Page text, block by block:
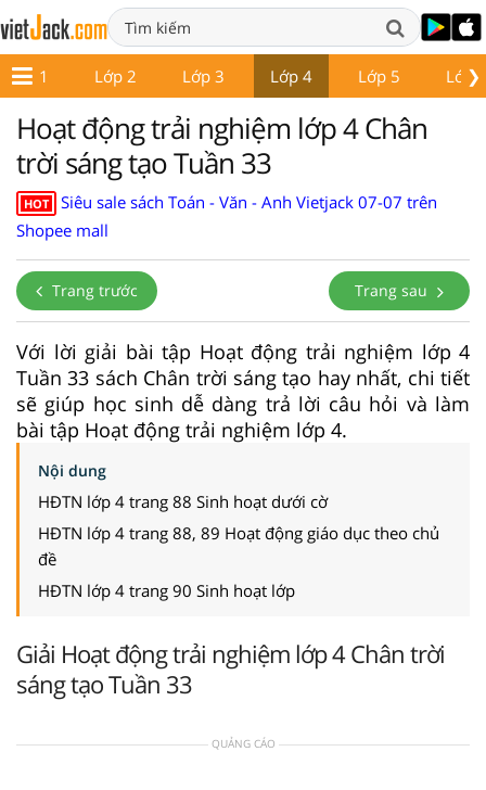
❯
Lớp 1 Lớp 2 Lớp 3 Lớp 4 Lớp 5 Lớp
Hoạt động trải nghiệm lớp 4 Chân
trời sáng tạo Tuần 33
HOT
Siêu sale sách Toán - Văn - Anh Vietjack 07-07 trên
Shopee mall
Trang trước Trang sau
Với lời giải bài tập Hoạt động trải nghiệm lớp 4
Tuần 33 sách Chân trời sáng tạo hay nhất, chi tiết
sẽ giúp học sinh dễ dàng trả lời câu hỏi và làm
bài tập Hoạt động trải nghiệm lớp 4.
Nội dung
HĐTN lớp 4 trang 88 Sinh hoạt dưới cờ
HĐTN lớp 4 trang 88, 89 Hoạt động giáo dục theo chủ
đề
HĐTN lớp 4 trang 90 Sinh hoạt lớp
Giải Hoạt động trải nghiệm lớp 4 Chân trời
sáng tạo Tuần 33
QUẢNG CÁO